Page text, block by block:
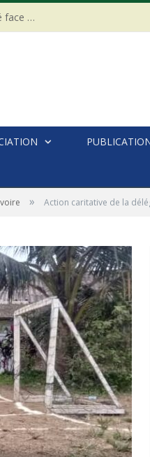
CÔTE D’IVOIRE : Un Gendarme récompensé pour son intégrité face à une tentative de corruption
» Action caritative de la